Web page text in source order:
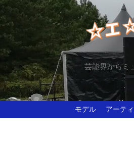
芸能界からミ
モデル アーテ